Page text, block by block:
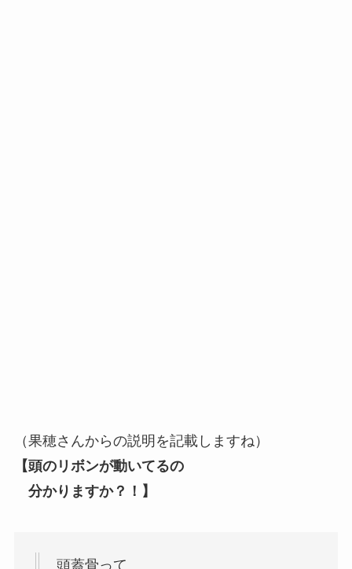
（果穂さんからの説明を記載しますね）
【頭のリボンが動いてるの
分かりますか？！】
頭蓋骨って